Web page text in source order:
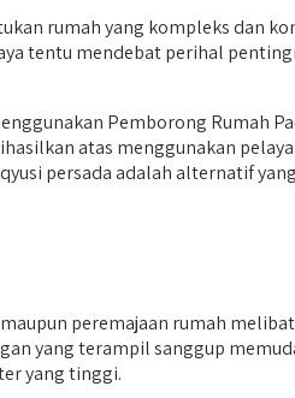
rumah yang kompleks dan
tentu mendebat perihal
Pemborong Rumah
atas menggunakan
persada adalah alternatif
peremajaan rumah
yang terampil sanggup
yang tinggi.